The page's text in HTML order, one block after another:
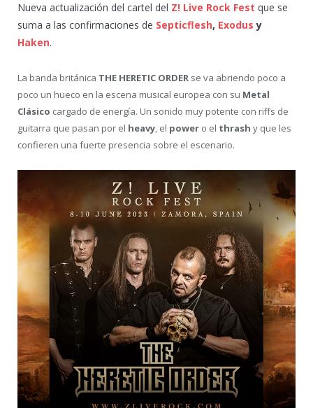
Nueva actualización del cartel del Z! Live Rock Fest que se
suma a las confirmaciones de Septicflesh, Exodusy
Haken.
La banda británica THE HERETIC ORDER se va abriendo poco a
poco un hueco en la escena musical europea con su Metal
Clásico cargado de energía. Un sonido muy potente con riffs de
guitarra que pasan por el heavy, el power o el thrash y que les
confieren una fuerte presencia sobre el escenario.